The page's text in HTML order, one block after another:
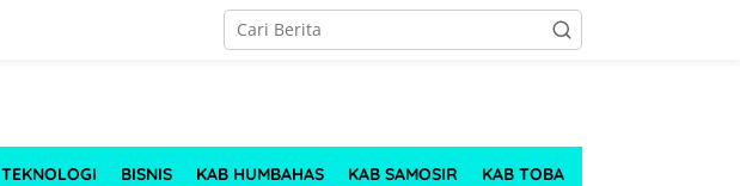
TEKNOLOGI BISNIS KAB HUMBAHAS KAB SAMOSIR KAB TOBA